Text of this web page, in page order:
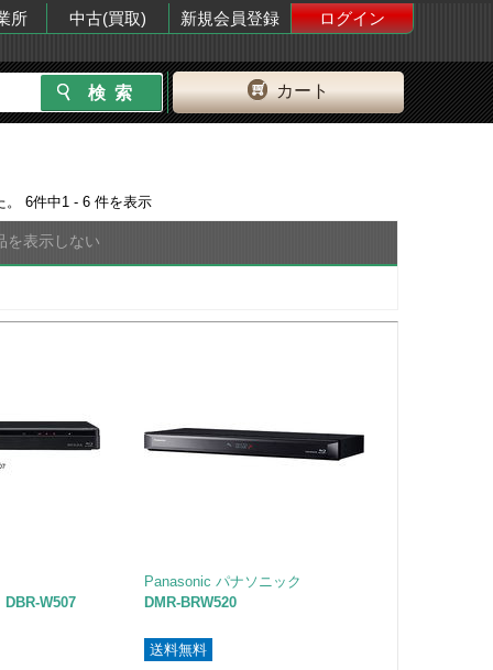
所 中古(買取) 新規会員登録
ログイン
カート
。 6件中1 - 6 件を表示
を表示しない
DBR-W507
Panasonic パナソニック
DMR-BRW520
送料無料